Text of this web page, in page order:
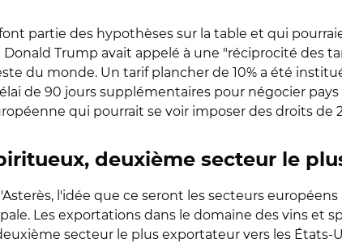
partie des hypothèses sur la table et qui
Trump avait appelé à une "réciprocité des
du monde. Un tarif plancher de 10% a été
de 90 jours supplémentaires pour négocier
qui pourrait se voir imposer des droits de
deuxième secteur le
l'idée que ce seront les secteurs
Les exportations dans le domaine des vins et
secteur le plus exportateur vers les